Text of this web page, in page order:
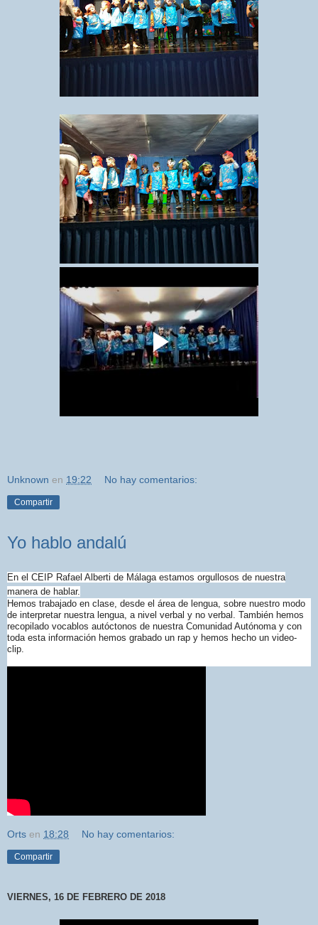
Unknown en 19:22 No hay comentarios:
Compartir
Yo hablo andalú
En el CEIP Rafael Alberti de Málaga estamos orgullosos de nuestra
manera de hablar.
Hemos trabajado en clase, desde el área de lengua, sobre nuestro modo
de interpretar nuestra lengua, a nivel verbal y no verbal. También hemos
recopilado vocablos autóctonos de nuestra Comunidad Autónoma y con
toda esta información hemos grabado un rap y hemos hecho un video-
clip.
Orts en 18:28 No hay comentarios:
Compartir
VIERNES, 16 DE FEBRERO DE 2018